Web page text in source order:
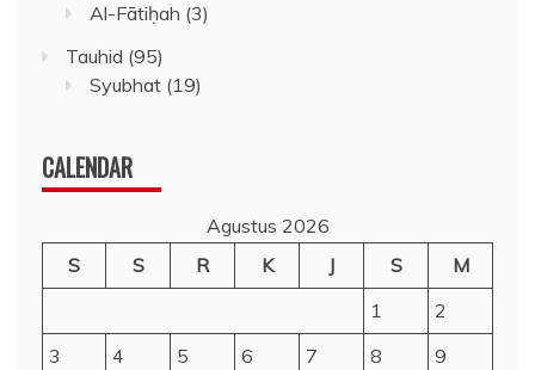
Al-Fātiḥah (3)
Tauhid (95)
Syubhat (19)
CALENDAR
Agustus 2026
S
S R K J S
M
1
2
3
4 5 6 7 8
9